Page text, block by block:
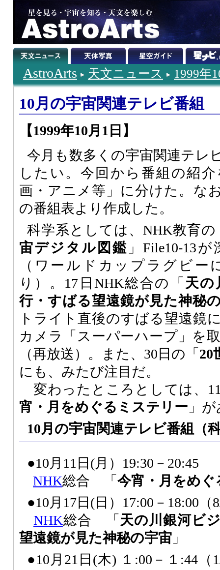
AstroArts 天文ニュース 1999年
10月の宇宙関連テレビ番組
【1999年10月1日】
今月も数多くの宇宙関連テレ
したい。今回から番組の紹
画・アニメ等」に分けた。な
の番組表より作成した。
科学系としては、NHK教育の
宙デジタル図鑑 」File10-13
（ワールドカップラグビー
り）。17日NHK総合の「 天の
行・すばる望遠鏡が見た神秘
トライト直後のすばる望遠鏡
カメラ「スーパーハープ」を
（再放送）。また、30日の「 20
にも、みたび注目だ。
変わったところとしては、
宵・月をめぐるミステリー 」
10月の宇宙関連テレビ番組
（
●10月11日(月）19:30－20:45
NHK総合 「 今宵・月をめ
●10月17日(日）17:00－18:00（
NHK総合 「 天の川銀河ビ
望遠鏡が見た神秘の宇宙 」
●10月21日(木) １:00－１:44（